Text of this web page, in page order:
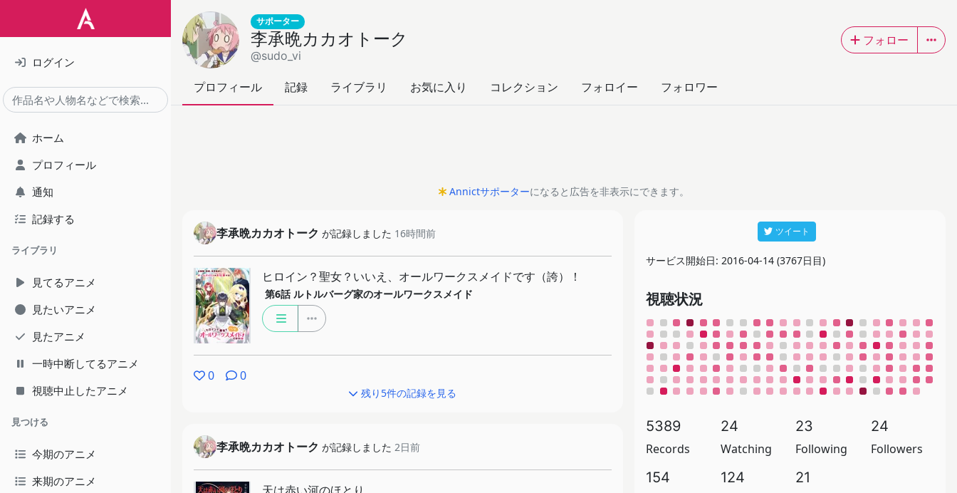
ログイン
ホーム
プロフィール
通知
記録する
ライブラリ
見てるアニメ
見たいアニメ
見たアニメ
一時中断してるアニメ
視聴中止したアニメ
見つける
今期のアニメ
来期のアニメ
サポーター
李承晩カカオトーク
@sudo_vi
フォロー
プロフィール 記録 ライブラリ お気に入り コレクション フォロイー フォロワー
Annictサポーターになると広告を非表示にできます。
ツイート
サービス開始日: 2016-04-14 (3767日目)
視聴状況
5389
Records
24
Watching
23
Following
24
Followers
154 124 21
李承晩カカオトーク が記録しました 16時間前
ヒロイン？聖女？いいえ、オールワークスメイドです（誇）！
第6話 ルトルバーグ家のオールワークスメイド
0 0
残り5件の記録を見る
李承晩カカオトーク が記録しました 2日前